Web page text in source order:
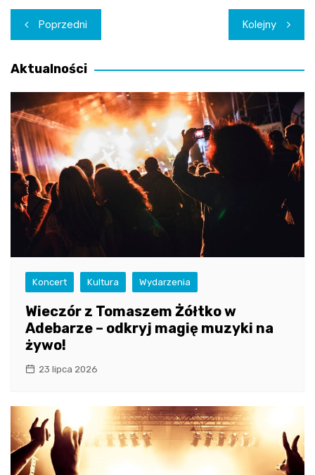
Nawigacja
wpisu
Poprzedni Kolejny
Aktualności
Koncert Kultura Wydarzenia
Wieczór z Tomaszem Żółtko w
Adebarze – odkryj magię muzyki na
żywo!
23 lipca 2026